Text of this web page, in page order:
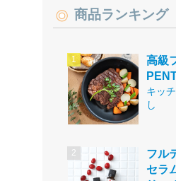
商品ランキング
高級
キッ
し
フル
セラ